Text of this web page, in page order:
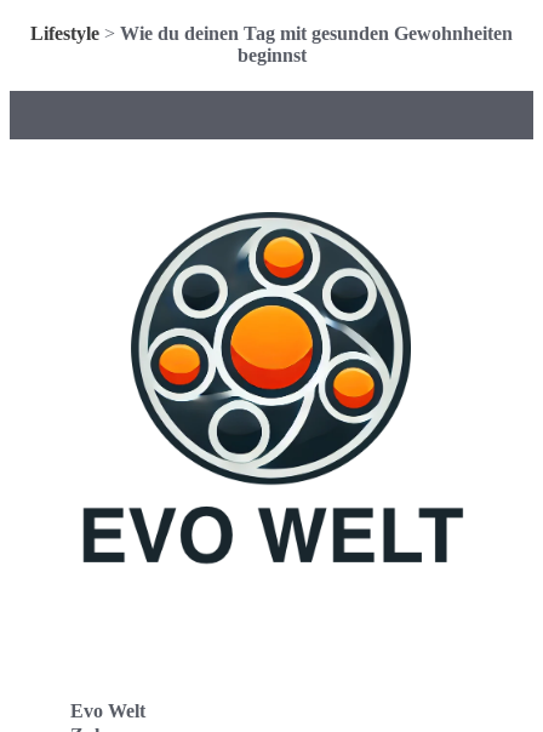
Lifestyle > Wie du deinen Tag mit gesunden Gewohnheiten
beginnst
Evo Welt